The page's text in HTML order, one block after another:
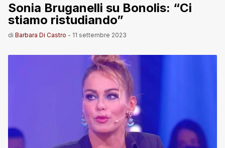
Sonia Bruganelli su Bonolis: “Ci
stiamo ristudiando”
di Barbara Di Castro - 11 settembre 2023